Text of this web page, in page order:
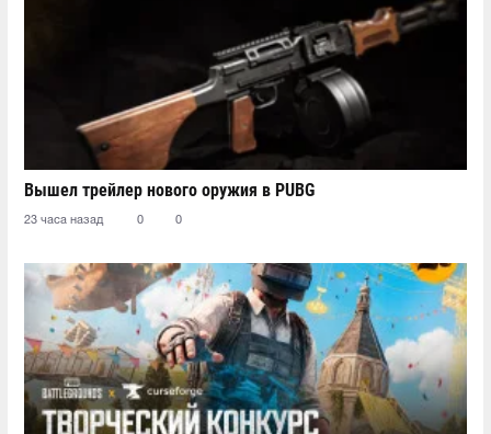
Вышел трейлер нового оружия в PUBG
23 часа назад 0 0